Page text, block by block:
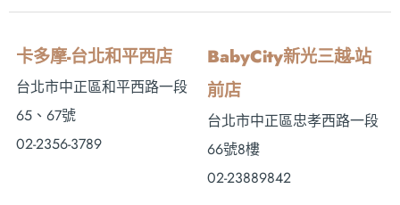
卡多摩-台北和平西店
台北市中正區和平西路一段
65、67號
02-2356-3789
BabyCity新光三越-站
前店
台北市中正區忠孝西路一段
66號8樓
02-23889842